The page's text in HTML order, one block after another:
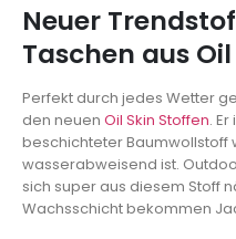
Neuer
Taschen aus
Perfekt durch jedes Wetter
den neuen Oil Skin Stoffen.
beschichteter Baumwollstoff
wasserabweisend ist.
sich super aus diesem Stoff
Wachsschicht bekommen